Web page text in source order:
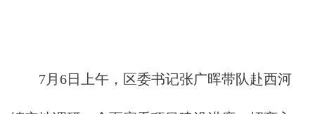
7月6日上午，区委书记张广晖带队赴西河